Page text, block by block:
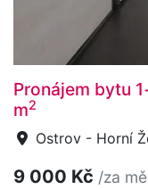
Pronájem bytu
m2
Ostrov - Horní
9 000 Kč /za